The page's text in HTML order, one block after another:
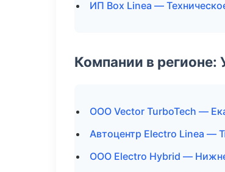
ИП Box Linea —
Компании в регионе:
ООО Vector TurboTech —
Автоцентр Electro Linea —
ООО Electro Hybrid —